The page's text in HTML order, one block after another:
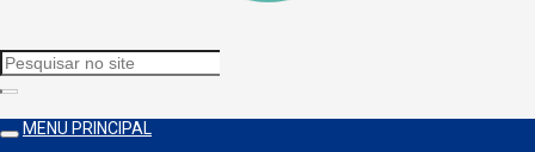
MENU PRINCIPAL